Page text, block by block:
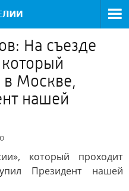
На съезде
в Москве,
нашей
который проходит
Президент нашей